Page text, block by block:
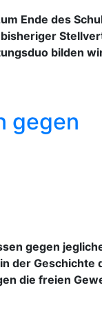
Ende des
bilden
gegen
gegen
der Geschichte
die freien